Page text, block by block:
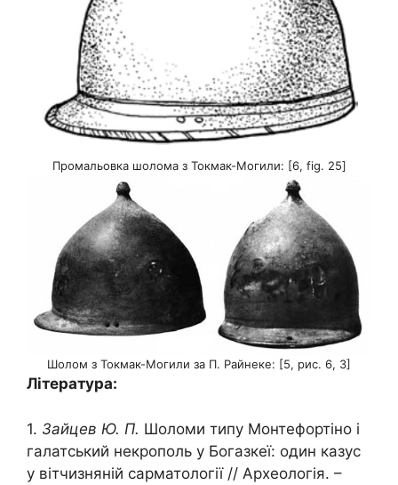
Промальовка шолома з Токмак-Могили: [6, fig. 25]
Шолом з Токмак-Могили за П. Райнеке: [5, рис. 6, 3]
Література:
1. Зайцев Ю. П. Шоломи типу Монтефортіно і
галатський некрополь у Богазкеї: один казус
у вітчизняній сарматології // Археологія. –